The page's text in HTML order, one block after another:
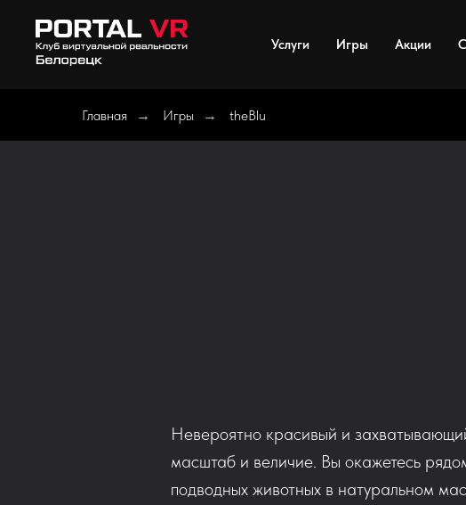
Услуги Игры Акции
Главная → Игры → theBlu
Невероятно красивый и
масштаб и величие. Вы окажетесь
подводных животных в натуральном